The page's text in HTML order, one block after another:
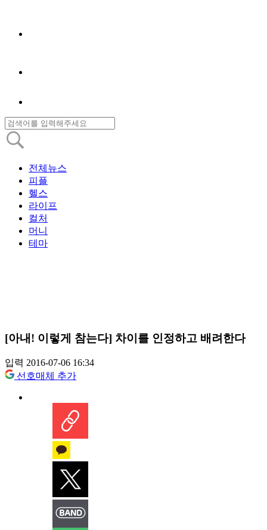
전체뉴스
피플
헬스
라이프
컬처
머니
테마
[아내! 이렇게 참는다] 차이를 인정하고 배려한다
입력 2016-07-06 16:34
선호매체 추가